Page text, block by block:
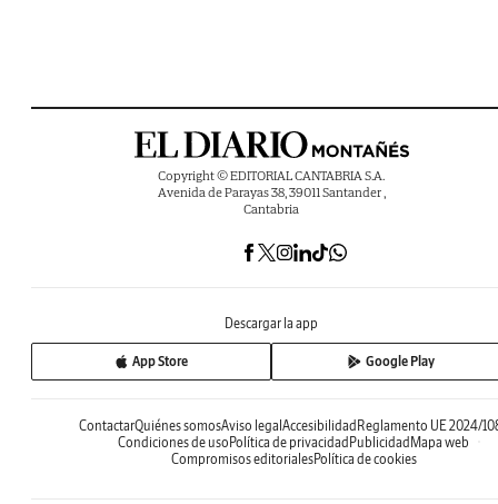
Copyright © EDITORIAL CANTABRIA S.A.
Avenida de Parayas 38, 39011 Santander ,
Cantabria
Descargar la app
App Store Google Play
ContactarQuiénes somosAviso legalAccesibilidadReglamento UE 2024/
Condiciones de usoPolítica de privacidadPublicidadMapa web
Compromisos editorialesPolítica de cookies